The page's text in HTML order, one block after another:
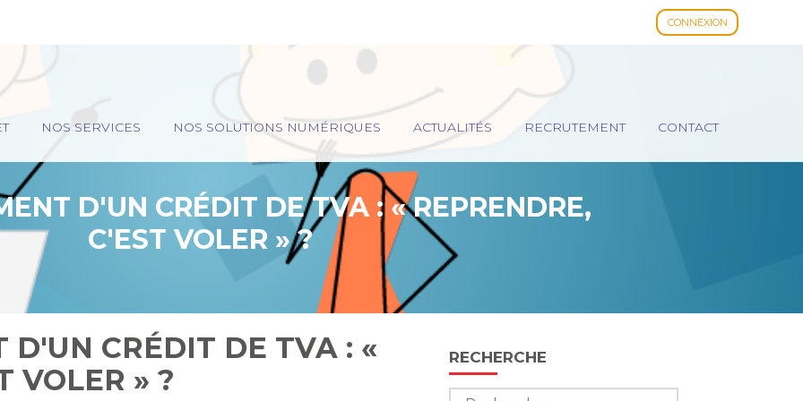
CONNEXION
NOS SERVICES NOS SOLUTIONS NUMÉRIQUES ACTUALITÉS RECRUTEMENT CONTACT
D'UN CRÉDIT DE TVA : « REPRENDRE,
C'EST VOLER » ?
D'UN CRÉDIT DE TVA : «
VOLER » ?
Blog
sidebar
RECHERCHE
Rechercher :